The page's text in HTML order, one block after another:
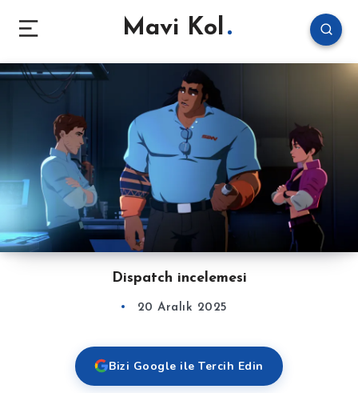
Mavi Kol
Dispatch incelemesi
20 Aralık 2025
Bizi Google ile Tercih Edin